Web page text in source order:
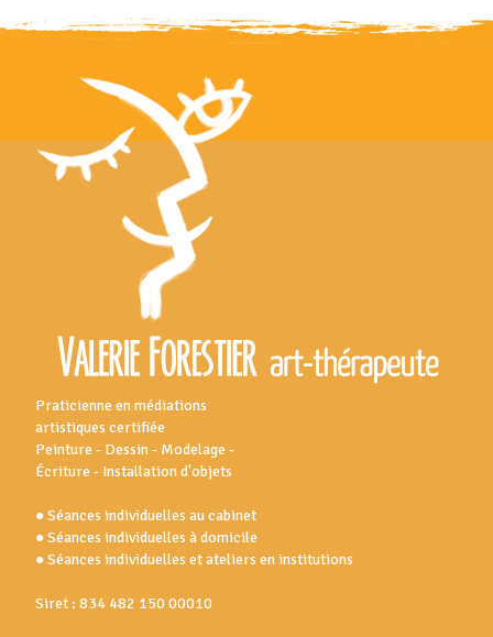
Praticienne en médiations
artistiques certifiée
Peinture - Dessin - Modelage -
Écriture - Installation d'objets
● Séances individuelles au cabinet
● Séances individuelles à domicile
● Séances individuelles et ateliers en institutions
Siret : 834 482 150 00010